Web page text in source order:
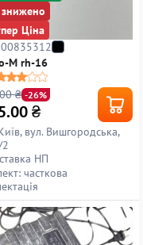
знижено
Ціна
M rh-16
₴ -26%
₴
вул. Вишгородська,
НП
часткова